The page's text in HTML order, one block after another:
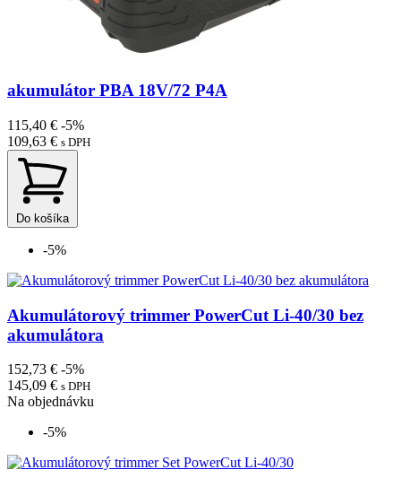
akumulátor PBA 18V/72 P4A
115,40 € -5%
109,63 € s DPH
Do košíka
-5%
Akumulátorový trimmer PowerCut Li-40/30 bez
akumulátora
152,73 € -5%
145,09 € s DPH
Na objednávku
-5%